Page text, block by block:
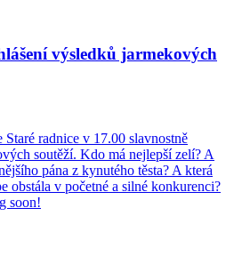
výsledků jarmekových
radnice v 17.00 slavnostně
soutěží. Kdo má nejlepší zelí? A
pána z kynutého těsta? A která
obstála v početné a silné konkurenci?
soon!